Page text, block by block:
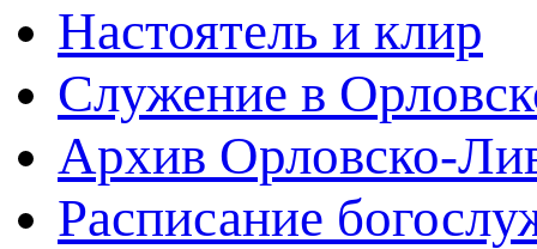
Настоятель и клир
Служение в
Архив Орловско-
Расписание